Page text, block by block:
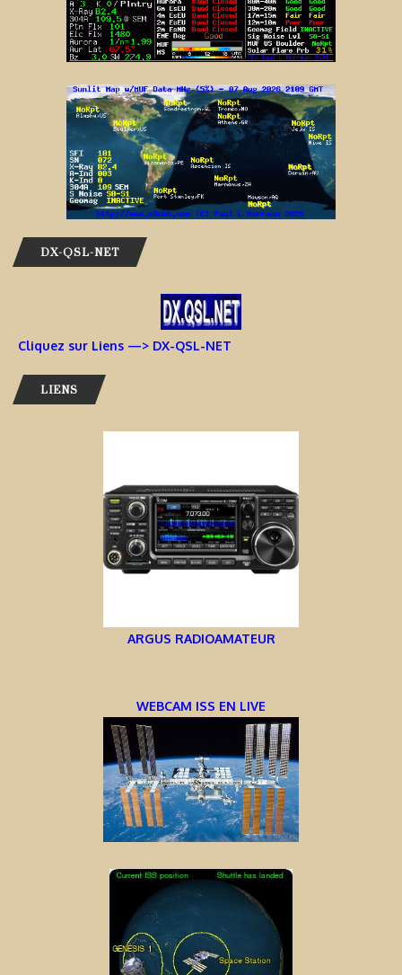
DX-QSL-NET
Cliquez sur Liens —> DX-QSL-NET
LIENS
ARGUS RADIOAMATEUR
WEBCAM ISS EN LIVE